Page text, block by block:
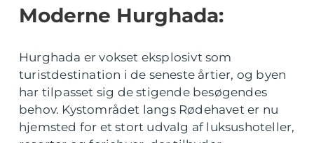
Moderne Hurghada:
Hurghada er vokset eksplosivt som
turistdestination i de seneste årtier, og byen
har tilpasset sig de stigende besøgendes
behov. Kystområdet langs Rødehavet er nu
hjemsted for et stort udvalg af luksushoteller,